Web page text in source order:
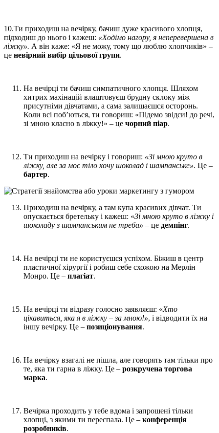
10.Ти приходиш на вечірку, бачиш дуже красивого хлопця,
підходиш до нього і кажеш: «Ходімо нагору, я неперевершена в
ліжку». А він каже: «Я не можу, тому що люблю хлопчиків» –
це невірний вибір цільової групи.
На вечірці ти бачиш симпатичного хлопця. Шляхом
хитрих махінацій влаштовуєш брудну склоку між
присутніми дівчатами, а сама залишаєшся осторонь.
Коли всі поб’ються, ти говориш: «Підемо звідси! до речі,
зі мною класно в ліжку!» – це чорний піар.
Ти приходиш на вечірку і говориш: «Зі мною круто в
ліжку, але за моє тіло хочу шоколад і шампанське». Це –
бартер.
Приходиш на вечірку, а там купа красивих дівчат. Ти
опускається бретельку і кажеш: «Зі мною круто в ліжку і
шоколаду з шампанським не треба» – це демпінг.
На вечірці ти не користуєшся успіхом. Біжиш в центр
пластичної хірургії і робиш себе схожою на Мерлін
Монро. Це – плагіат.
На вечірці ти відразу голосно заявляєш: «Хто
цікавиться, яка я в ліжку – за мною!», і відводити їх на
іншу вечірку. Це – позиціонування.
На вечірку взагалі не пішла, але говорять там тільки про
те, яка ти гарна в ліжку. Це – розкручена торгова
марка.
Вечірка проходить у тебе вдома і запрошені тільки
хлопці, з якими ти переспала. Це – конференція
розробників.